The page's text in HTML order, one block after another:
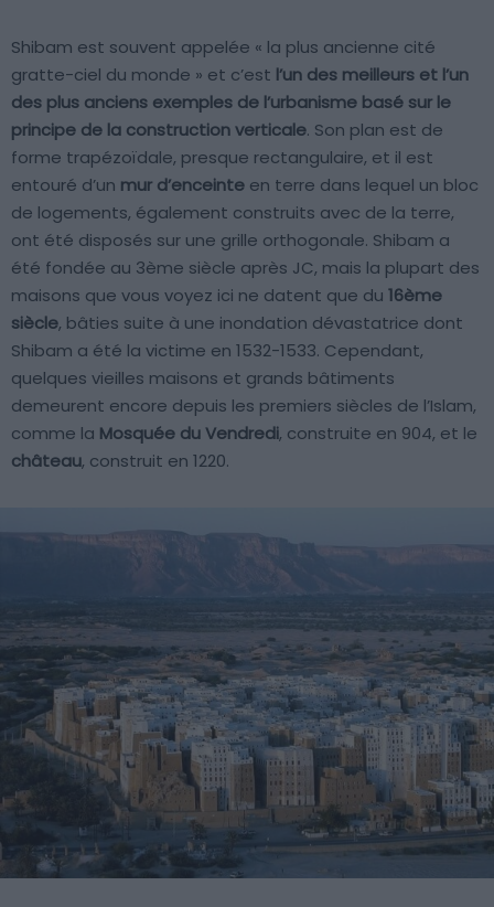
Shibam est souvent appelée « la plus ancienne cité
gratte-ciel du monde » et c’est l’un des meilleurs et l’un
des plus anciens exemples de l’urbanisme basé sur le
principe de la construction verticale. Son plan est de
forme trapézoïdale, presque rectangulaire, et il est
entouré d’un mur d’enceinte en terre dans lequel un bloc
de logements, également construits avec de la terre,
ont été disposés sur une grille orthogonale. Shibam a
été fondée au 3ème siècle après JC, mais la plupart des
maisons que vous voyez ici ne datent que du 16ème
siècle, bâties suite à une inondation dévastatrice dont
Shibam a été la victime en 1532-1533. Cependant,
quelques vieilles maisons et grands bâtiments
demeurent encore depuis les premiers siècles de l’Islam,
comme la Mosquée du Vendredi, construite en 904, et le
château, construit en 1220.